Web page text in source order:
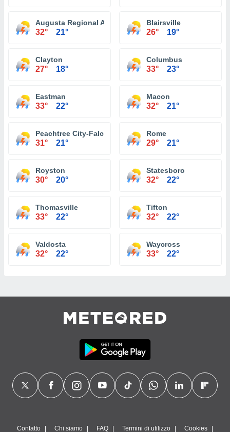
Augusta Regional Airport
32° 21°
Blairsville
26° 19°
Clayton
27° 18°
Columbus
33° 23°
Eastman
33° 22°
Macon
32° 21°
Peachtree City-Falcon Field Atlanta
31° 21°
Rome
29° 21°
Royston
30° 20°
Statesboro
32° 22°
Thomasville
33° 22°
Tifton
32° 22°
Valdosta
32° 22°
Waycross
33° 22°
Contatto Chi siamo FAQ Termini di utilizzo Cookies